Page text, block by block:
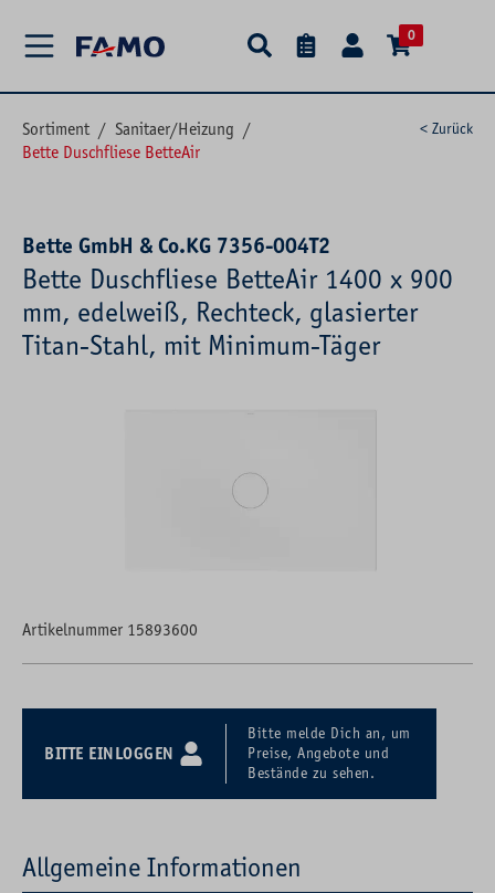
0
Sortiment / Sanitaer/Heizung /
Bette Duschfliese BetteAir
< Zurück
Bette GmbH & Co.KG 7356-004T2
Bette Duschfliese BetteAir 1400 x 900
mm, edelweiß, Rechteck, glasierter
Titan-Stahl, mit Minimum-Täger
Artikelnummer 15893600
BITTE EINLOGGEN
Bitte melde Dich an, um
Preise, Angebote und
Bestände zu sehen.
Allgemeine Informationen